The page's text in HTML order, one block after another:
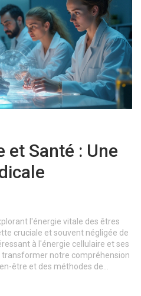
et Santé : Une
l'énergie vitale des êtres
cruciale et souvent négligée de
à l'énergie cellulaire et ses
notre compréhension
être et des méthodes de